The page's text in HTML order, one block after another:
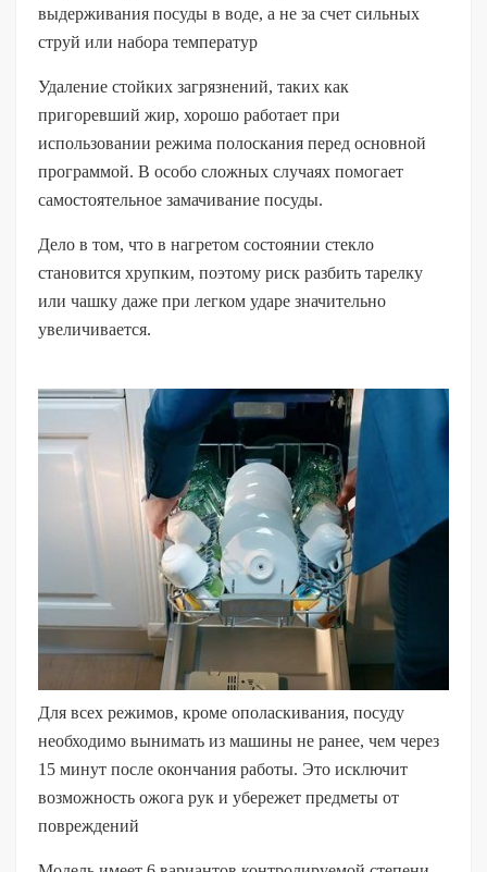
выдерживания посуды в воде, а не за счет сильных
струй или набора температур
Удаление стойких загрязнений, таких как
пригоревший жир, хорошо работает при
использовании режима полоскания перед основной
программой. В особо сложных случаях помогает
самостоятельное замачивание посуды.
Дело в том, что в нагретом состоянии стекло
становится хрупким, поэтому риск разбить тарелку
или чашку даже при легком ударе значительно
увеличивается.
Для всех режимов, кроме ополаскивания, посуду
необходимо вынимать из машины не ранее, чем через
15 минут после окончания работы. Это исключит
возможность ожога рук и убережет предметы от
повреждений